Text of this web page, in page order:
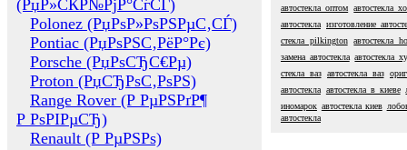
(РџР»СЌР№РјР°СѓСЃ)
Polonez (РџРѕР»РѕРЅРµС‚СЃ)
Pontiac (РџРѕРЅС‚РёР°Рє)
Porsche (РџРѕСЂС€Рµ)
Proton (РџСЂРѕС‚РѕРЅ)
Range Rover (Р РµРЅРґР¶
Р РѕРІРµСЂ)
Renault (Р РµРЅРѕ)
автостекла оптом автостекла
автостекла изготовление
стекла pilkington
автостекла
замена автостекла автостекла
стекла ваз автостекла ваз
автостекла автостекла в киеве
иномарок автостекла киев
автостекла